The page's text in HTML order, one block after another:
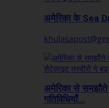
अमेरिका के Sea
अमेरिका से समझौते
गतिविधियाँ...